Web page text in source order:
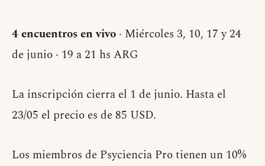
4 encuentros en vivo · Miércoles 3, 10, 17 y 24
de junio · 19 a 21 hs ARG
La inscripción cierra el 1 de junio. Hasta el
23/05 el precio es de 85 USD.
Los miembros de Psyciencia Pro tienen un 10%